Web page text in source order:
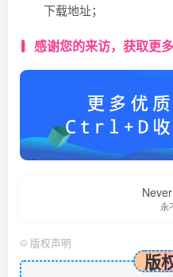
下载地址；
感谢您的来访，获取更
永
© 版权声明
版